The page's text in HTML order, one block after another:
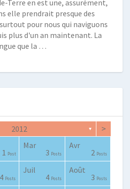
Terre en est une, assurément,
elle prendrait presque des
pour nous qui naviguons
plus d'un an maintenant. La
que la …
2012 ▼ >
1 Post
Mar
3 Posts
Avr
2 Posts
4 Posts
Juil
4 Posts
Août
3 Posts